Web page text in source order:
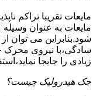
مایعات تقریبا تراکم
مایعات به عنوان وسیله
شود.بنابراین می توان
سادگی،با نیروی محرک
زیادی را جابجا
جک هیدرولیک چیست؟